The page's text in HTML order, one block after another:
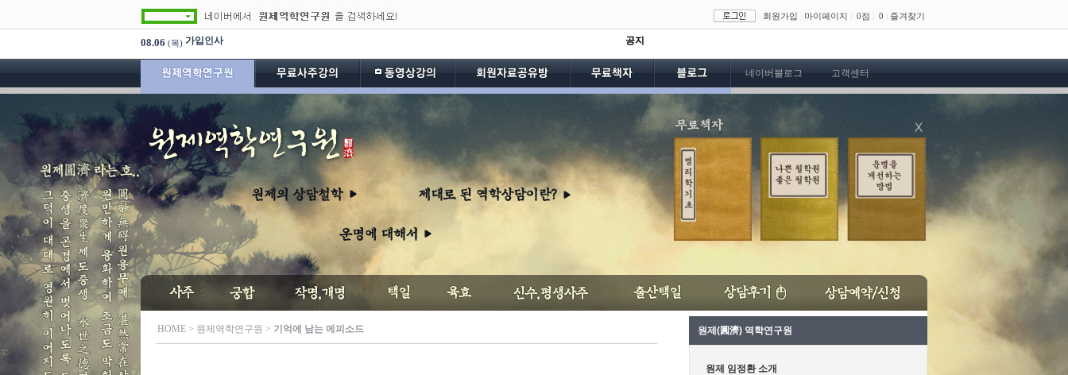
회원가입 마이페이지 0점 0 즐겨찾기
공지
08.06 (목) 가입인사
네이버블로그 고객센터
HOME > 원제역학연구원 > 기억에 남는 에피소드 원제(圓濟) 역학연구원
원제 임정환 소개